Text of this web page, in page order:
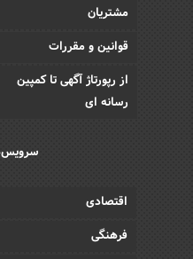
مشتریان
قوانین و مقررات
از رپورتاژ آگهی تا کمپین
رسانه ای
اقتصادی
فرهنگی